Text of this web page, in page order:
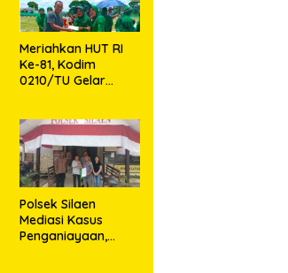
Meriahkan HUT RI
Ke-81, Kodim
0210/TU Gelar
Polsek Silaen
Mediasi Kasus
Penganiayaan,